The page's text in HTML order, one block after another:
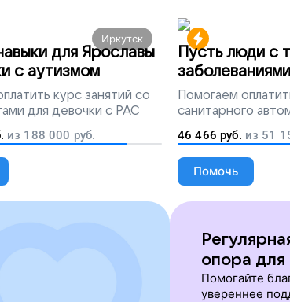
Иркутск
для Ярославы
с аутизмом
курс занятий со
для девочки с РАС
из 188 000 руб.
Пусть люди с
попадут на
Помогаем
санитарного
перевозки
46 466 руб. из 51
Помочь
опора
Помогайте
увереннее